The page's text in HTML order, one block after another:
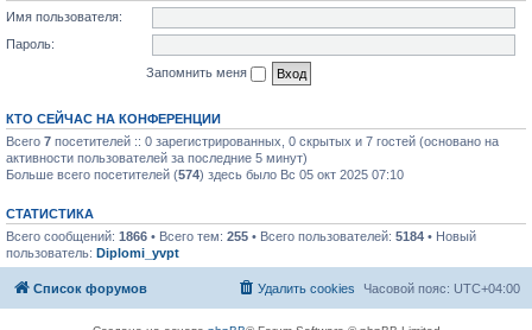
Имя пользователя:
Пароль:
Запомнить меня
КТО СЕЙЧАС НА КОНФЕРЕНЦИИ
Всего 7 посетителей :: 0 зарегистрированных, 0 скрытых и 7 гостей (основано на
активности пользователей за последние 5 минут)
Больше всего посетителей (574) здесь было Вс 05 окт 2025 07:10
СТАТИСТИКА
Всего сообщений: 1866 • Всего тем: 255 • Всего пользователей: 5184 • Новый
пользователь: Diplomi_yvpt
Список форумов Часовой пояс: UTC+04:00
Удалить cookies